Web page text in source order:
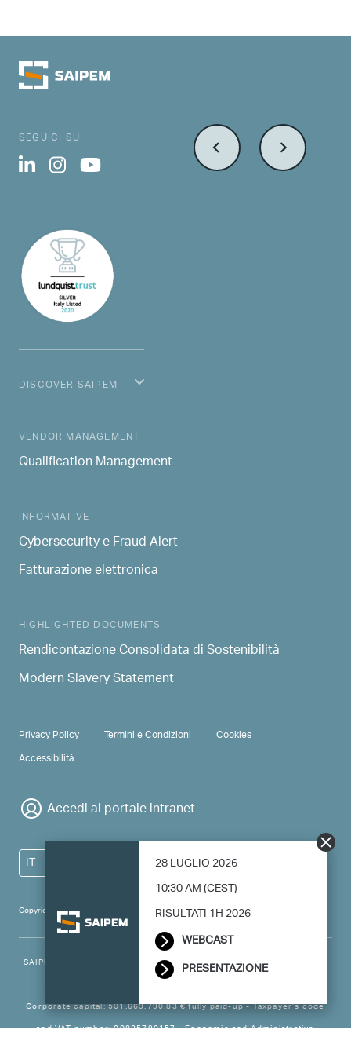
28 LUGLIO 2026
10:30 AM (CEST)
RISULTATI 1H 2026
WEBCAST
PRESENTAZIONE
SEGUICI SU
DISCOVER SAIPEM
MAIN NAVIGATION
VENDOR MANAGEMENT
Qualification Management
INFORMATIVE
Cybersecurity e Fraud Alert
Fatturazione elettronica
HIGHLIGHTED DOCUMENTS
Rendicontazione Consolidata di Sostenibilità
Modern Slavery Statement
Copyright 2024 Saipem - All right reserved
PRIVACY & TERMS
Privacy Policy Termini e Condizioni
Cookies
Accessibilità
Accedi al portale intranet
IT
SAIPEM SpA - Registered office: Via Luigi Russolo, 5, 20138, Milano -
Italy
Corporate capital: 501.669.790,83 € fully paid-up - Taxpayer’s code
and VAT number: 00825790157 - Economic and Administrative